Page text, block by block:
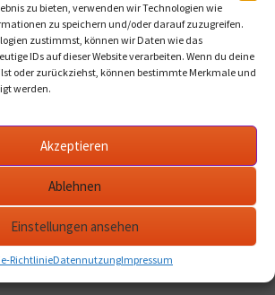
zu bieten, verwenden wir Technologien wie
zu speichern und/oder darauf zuzugreifen.
zustimmst, können wir Daten wie das
IDs auf dieser Website verarbeiten. Wenn du deine
oder zurückziehst, können bestimmte Merkmale und
werden.
Akzeptieren
Ablehnen
Einstellungen ansehen
RichtlinieDatennutzungImpressum